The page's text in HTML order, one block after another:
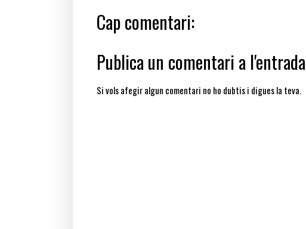
Cap comentari:
Publica un comentari a l'entrada
Si vols afegir algun comentari no ho dubtis i digues la teva.